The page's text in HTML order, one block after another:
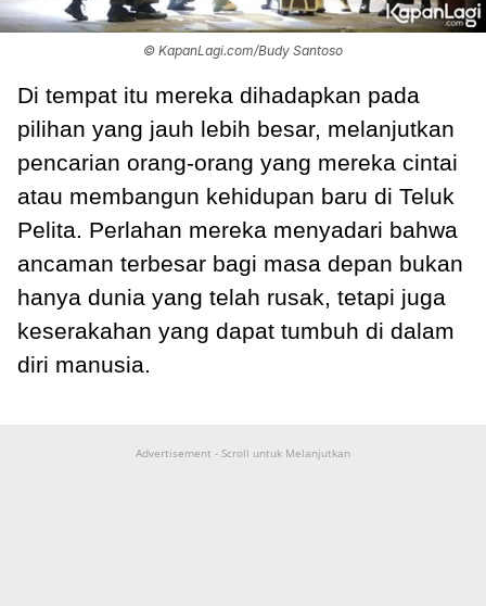
© KapanLagi.com/Budy Santoso
Di tempat itu mereka dihadapkan pada
pilihan yang jauh lebih besar, melanjutkan
pencarian orang-orang yang mereka cintai
atau membangun kehidupan baru di Teluk
Pelita. Perlahan mereka menyadari bahwa
ancaman terbesar bagi masa depan bukan
hanya dunia yang telah rusak, tetapi juga
keserakahan yang dapat tumbuh di dalam
diri manusia.
Advertisement - Scroll untuk Melanjutkan